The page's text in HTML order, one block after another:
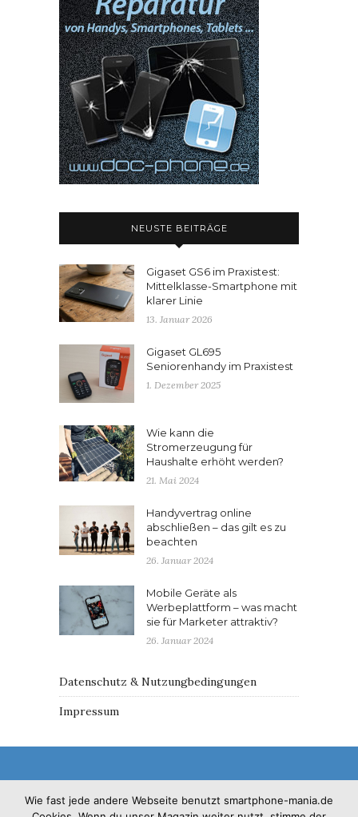
NEUSTE BEITRÄGE
Gigaset GS6 im Praxistest:
Mittelklasse-Smartphone mit
klarer Linie
13. Januar 2026
Gigaset GL695
Seniorenhandy im Praxistest
1. Dezember 2025
Wie kann die
Stromerzeugung für
Haushalte erhöht werden?
21. Mai 2024
Handyvertrag online
abschließen – das gilt es zu
beachten
26. Januar 2024
Mobile Geräte als
Werbeplattform – was macht
sie für Marketer attraktiv?
26. Januar 2024
Datenschutz & Nutzungbedingungen
Impressum
Wie fast jede andere Webseite benutzt smartphone-mania.de